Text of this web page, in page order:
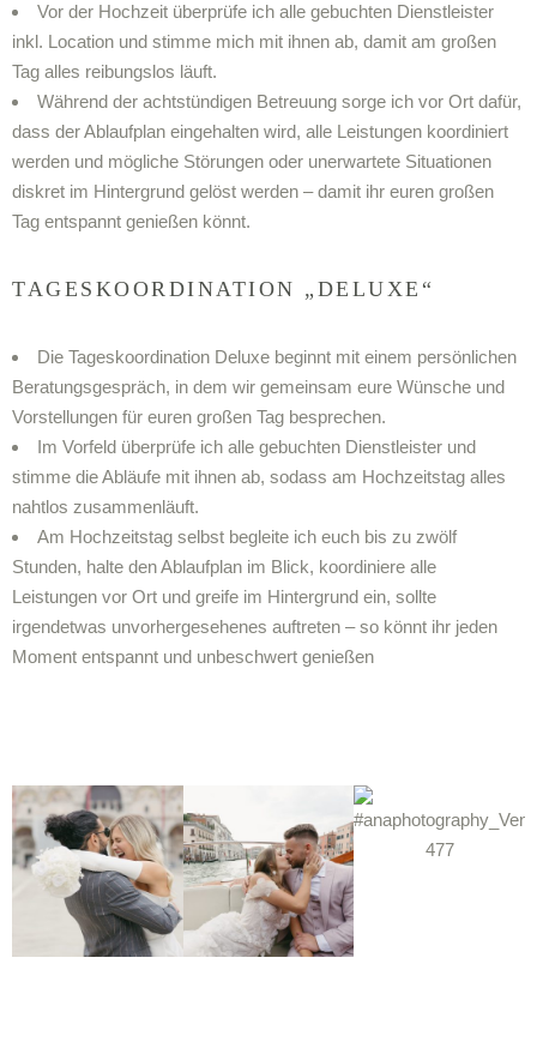
Vor der Hochzeit überprüfe ich alle gebuchten Dienstleister
inkl. Location und stimme mich mit ihnen ab, damit am großen
Tag alles reibungslos läuft.
Während der achtstündigen Betreuung sorge ich vor Ort dafür,
dass der Ablaufplan eingehalten wird, alle Leistungen koordiniert
werden und mögliche Störungen oder unerwartete Situationen
diskret im Hintergrund gelöst werden – damit ihr euren großen
Tag entspannt genießen könnt.
TAGESKOORDINATION „DELUXE“
Die Tageskoordination Deluxe beginnt mit einem persönlichen
Beratungsgespräch, in dem wir gemeinsam eure Wünsche und
Vorstellungen für euren großen Tag besprechen.
Im Vorfeld überprüfe ich alle gebuchten Dienstleister und
stimme die Abläufe mit ihnen ab, sodass am Hochzeitstag alles
nahtlos zusammenläuft.
Am Hochzeitstag selbst begleite ich euch bis zu zwölf
Stunden, halte den Ablaufplan im Blick, koordiniere alle
Leistungen vor Ort und greife im Hintergrund ein, sollte
irgendetwas unvorhergesehenes auftreten – so könnt ihr jeden
Moment entspannt und unbeschwert genießen